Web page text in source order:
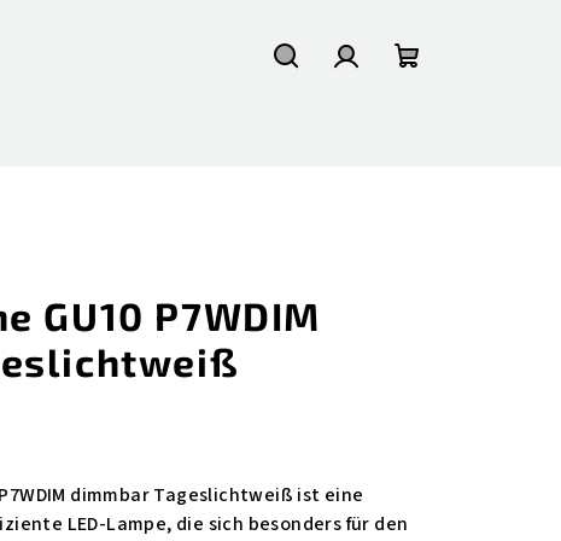
GU10 P7WDIM
dimmbar Tageslichtweiß ist eine
LED-Lampe, die sich besonders für den